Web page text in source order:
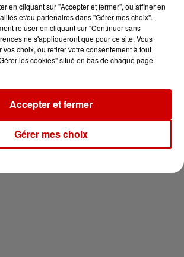
Le Duel - Gagnez votre balade
en jet ski !
en cliquant sur "Accepter et fermer", ou affiner en
et/ou partenaires dans "Gérer mes choix".
refuser en cliquant sur "Continuer sans
ne s'appliqueront que pour ce site. Vous
vos choix, ou retirer votre consentement à tout
les cookies" situé en bas de chaque page.
Gérer mes choix
Accepter et fermer